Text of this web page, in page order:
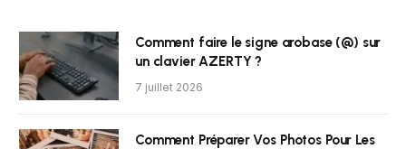
Comment faire le signe arobase (@) sur
un clavier AZERTY ?
7 juillet 2026
Comment Préparer Vos Photos Pour Les